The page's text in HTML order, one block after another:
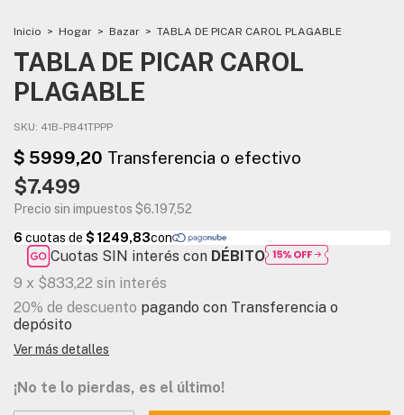
Inicio > Hogar > Bazar > TABLA DE PICAR CAROL PLAGABLE
TABLA DE PICAR CAROL
PLAGABLE
SKU: 41B-P841TPPP
$7.499
Precio sin impuestos $6.197,52
Cuotas SIN interés con DÉBITO
9 x $833,22 sin interés
20% de descuento pagando con Transferencia o
depósito
Ver más detalles
¡No te lo pierdas, es el último!